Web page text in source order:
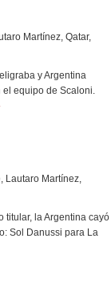
Martínez, Qatar,
y Argentina
el equipo de Scaloni.
, Lautaro Martínez,
titular, la Argentina cayó
Sol Danussi para La